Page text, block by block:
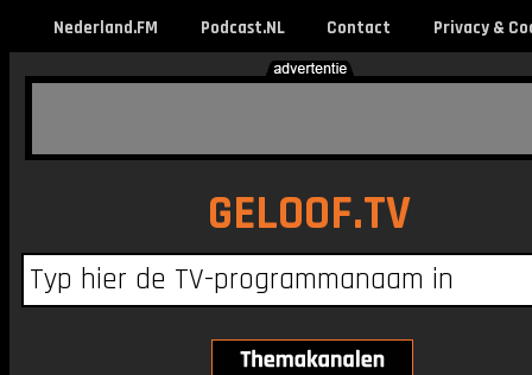
Nederland.FM Podcast.NL Contact Privacy &
GELOOF.TV